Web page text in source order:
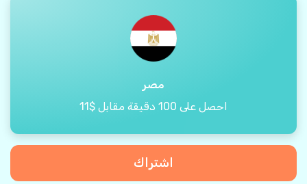
مصر
احصل على 100 دقيقة مقابل $11
اشتراك